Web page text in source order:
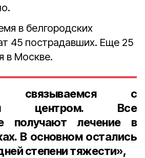
в белгородских
45 пострадавших. Еще 25
в Москве.
связываемся с
центром. Все
получают лечение в
В основном остались
степени тяжести»,